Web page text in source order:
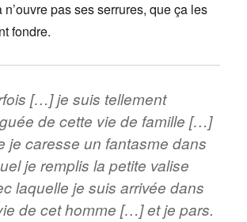
n’ouvre pas ses serrures, que ça les
fondre.
[…] je suis tellement
de cette vie de famille […]
je caresse un fantasme dans
je remplis la petite valise
laquelle je suis arrivée dans
de cet homme […] et je pars.